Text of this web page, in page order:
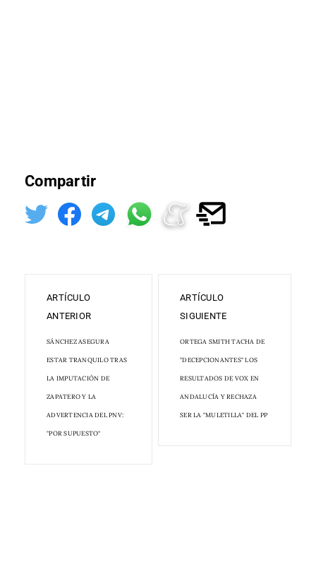
Compartir
ARTÍCULO
ANTERIOR
SÁNCHEZ ASEGURA
ESTAR TRANQUILO TRAS
LA IMPUTACIÓN DE
ZAPATERO Y LA
ADVERTENCIA DEL PNV:
"POR SUPUESTO"
ARTÍCULO
SIGUIENTE
ORTEGA SMITH TACHA DE
"DECEPCIONANTES" LOS
RESULTADOS DE VOX EN
ANDALUCÍA Y RECHAZA
SER LA "MULETILLA" DEL PP